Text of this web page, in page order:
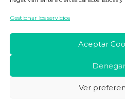
Gestionar los servicios
Aceptar
Denegar
Ver
Horario de
Lun. a Vie.:
18:00h
cookies